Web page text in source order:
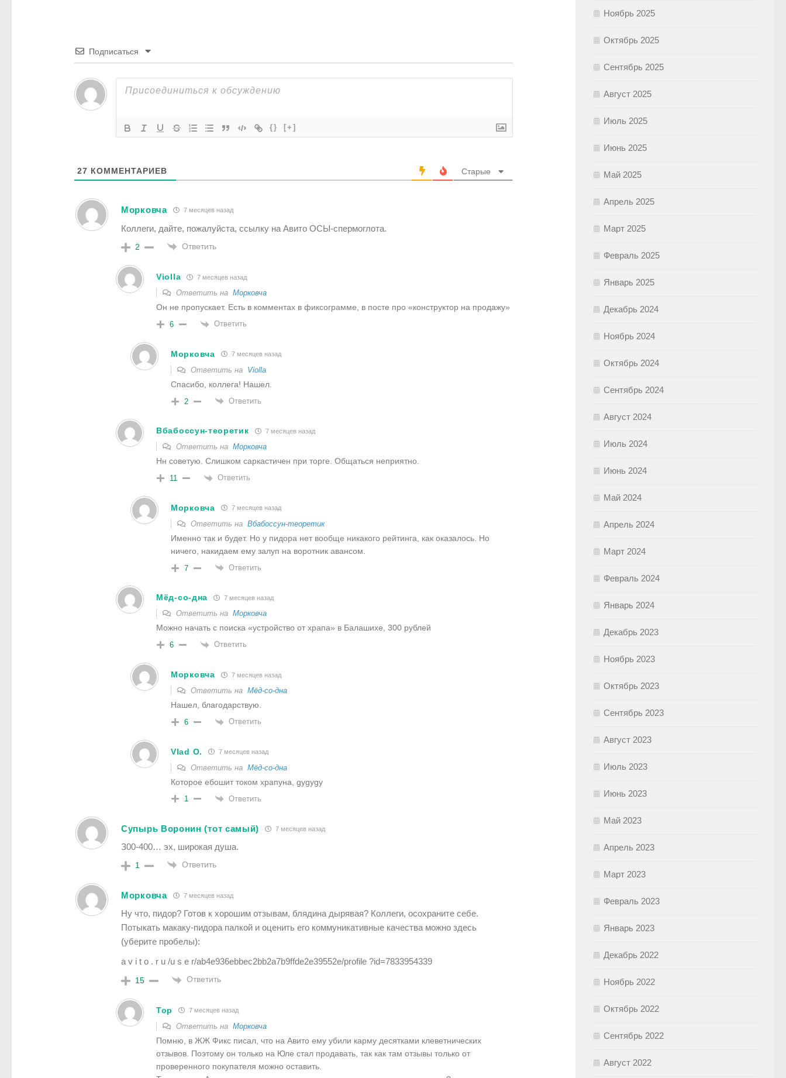
Подписаться
{} [+]
27 КОММЕНТАРИЕВ Старые
Морковча 7 месяцев назад
Коллеги, дайте, пожалуйста, ссылку на Авито ОСЫ-спермоглота.
2 Ответить
Violla 7 месяцев назад
Ответить на Морковча
Он не пропускает. Есть в комментах в фиксограмме, в посте про «конструктор на продажу»
6 Ответить
Морковча 7 месяцев назад
Ответить на Violla
Спасибо, коллега! Нашел.
2 Ответить
Вбабоссун-теоретик 7 месяцев назад
Ответить на Морковча
Нн советую. Слишком саркастичен при торге. Общаться неприятно.
11 Ответить
Морковча 7 месяцев назад
Ответить на Вбабоссун-теоретик
Именно так и будет. Но у пидора нет вообще никакого рейтинга, как оказалось. Но
ничего, накидаем ему залуп на воротник авансом.
7 Ответить
Мёд-со-дна 7 месяцев назад
Ответить на Морковча
Можно начать с поиска «устройство от храпа» в Балашихе, 300 рублей
6 Ответить
Морковча 7 месяцев назад
Ответить на Мёд-со-дна
Нашел, благодарствую.
6 Ответить
Vlad O. 7 месяцев назад
Ответить на Мёд-со-дна
Которое ебошит током храпуна, gygygy
1 Ответить
Супырь Воронин (тот самый) 7 месяцев назад
З00-400… эх, широкая душа.
1 Ответить
Морковча 7 месяцев назад
Ну что, пидор? Готов к хорошим отзывам, блядина дырявая? Коллеги, осохраните себе.
Потыкать макаку-пидора палкой и оценить его коммуникативные качества можно здесь
(уберите пробелы):
a v i t o . r u /u s e r/ab4e936ebbec2bb2a7b9ffde2e39552e/profile ?id=7833954339
15 Ответить
Тор 7 месяцев назад
Ответить на Морковча
Помню, в ЖЖ Фикс писал, что на Авито ему убили карму десятками клеветнических
отзывов. Поэтому он только на Юле стал продавать, так как там отзывы только от
проверенного покупателя можно оставить.
Ноябрь 2025
Октябрь 2025
Сентябрь 2025
Август 2025
Июль 2025
Июнь 2025
Май 2025
Апрель 2025
Март 2025
Февраль 2025
Январь 2025
Декабрь 2024
Ноябрь 2024
Октябрь 2024
Сентябрь 2024
Август 2024
Июль 2024
Июнь 2024
Май 2024
Апрель 2024
Март 2024
Февраль 2024
Январь 2024
Декабрь 2023
Ноябрь 2023
Октябрь 2023
Сентябрь 2023
Август 2023
Июль 2023
Июнь 2023
Май 2023
Апрель 2023
Март 2023
Февраль 2023
Январь 2023
Декабрь 2022
Ноябрь 2022
Октябрь 2022
Сентябрь 2022
Август 2022